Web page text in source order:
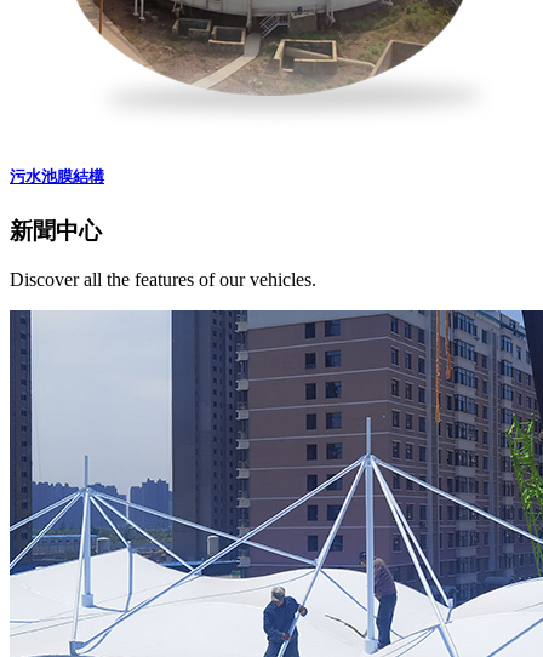
污水池膜結構
新聞中心
Discover all the features of our vehicles.